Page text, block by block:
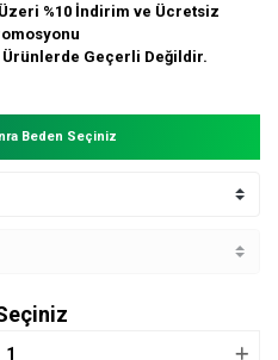
Üzeri %10 İndirim ve Ücretsiz
Geçerli Değildir.
Beden Seçiniz